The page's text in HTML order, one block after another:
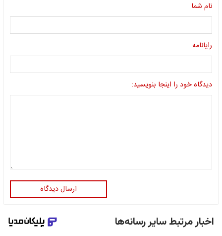
نام شما
رایانامه
دیدگاه خود را اینجا بنویسید:
ارسال دیدگاه